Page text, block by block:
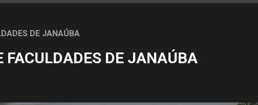
DE JANAÚBA
FACULDADES DE JANAÚBA